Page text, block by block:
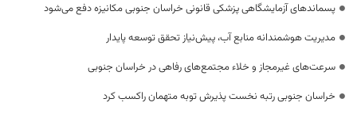
پسماندهای آزمایشگاهی پزشکی قانونی خراسان جنوبی مکانیزه دفع می‌شود
مدیریت هوشمندانه منابع آب، پیش‌نیاز تحقق توسعه پایدار
سرعت‌های غیرمجاز و خلاء مجتمع‌های رفاهی در خراسان جنوبی
خراسان جنوبی رتبه نخست پذیرش توبه متهمان راکسب کرد